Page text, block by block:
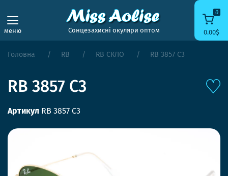
меню Сонцезахисні окуляри оптом
0
0.00$
Головна RB RB СКЛО RB 3857 C3
RB 3857 C3
Артикул RB 3857 C3